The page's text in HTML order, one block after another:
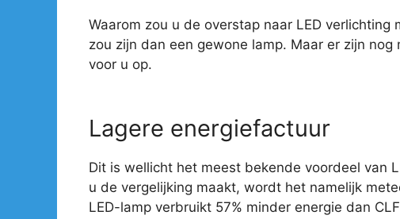
Waarom zou u de overstap naar LED
zou zijn dan een gewone lamp. Maar er zijn
voor u op.
Lagere energiefactuur
Dit is wellicht het meest bekende voordeel van
u de vergelijking maakt, wordt het namelijk
LED-lamp verbruikt 57% minder energie dan